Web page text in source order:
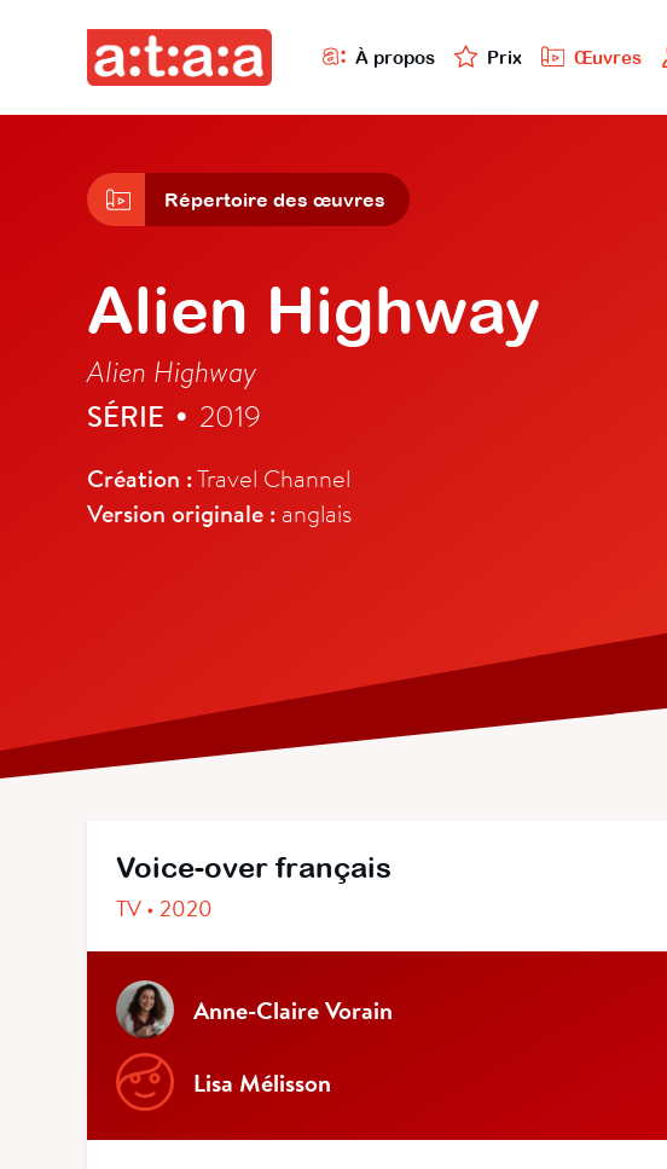
À propos Prix Œuvres
Répertoire des œuvres
Alien Highway
Alien Highway
SÉRIE • 2019
Création :Travel Channel
Version originale : anglais
Voice-over français
TV • 2020
Anne-Claire Vorain
Lisa Mélisson